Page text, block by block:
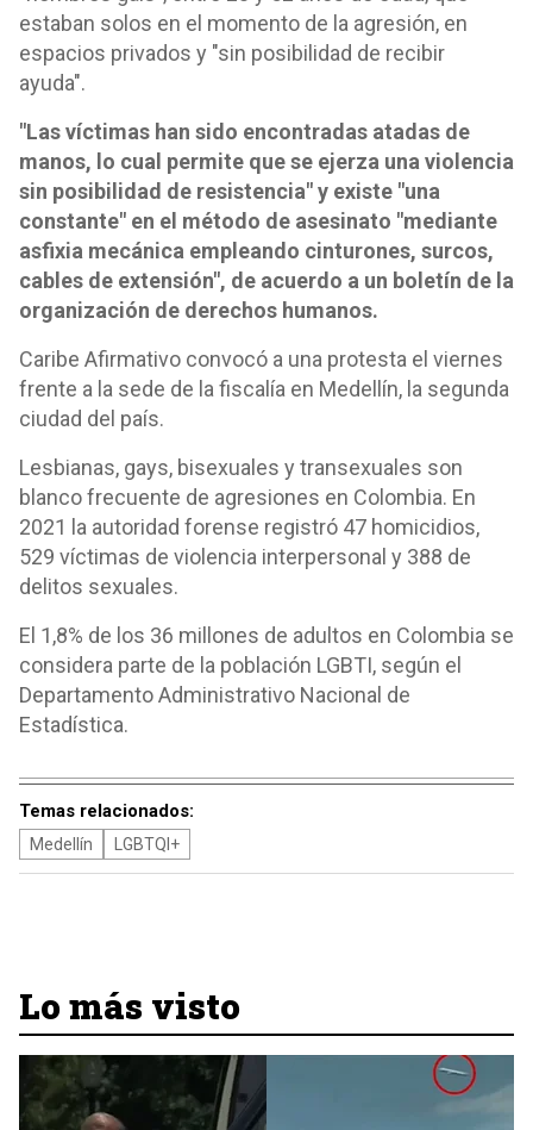
estaban solos en el momento de la agresión, en
espacios privados y "sin posibilidad de recibir
ayuda".
"Las víctimas han sido encontradas atadas de
manos, lo cual permite que se ejerza una violencia
sin posibilidad de resistencia" y existe "una
constante" en el método de asesinato "mediante
asfixia mecánica empleando cinturones, surcos,
cables de extensión", de acuerdo a un boletín de la
organización de derechos humanos.
Caribe Afirmativo convocó a una protesta el viernes
frente a la sede de la fiscalía en Medellín, la segunda
ciudad del país.
Lesbianas, gays, bisexuales y transexuales son
blanco frecuente de agresiones en Colombia. En
2021 la autoridad forense registró 47 homicidios,
529 víctimas de violencia interpersonal y 388 de
delitos sexuales.
El 1,8% de los 36 millones de adultos en Colombia se
considera parte de la población LGBTI, según el
Departamento Administrativo Nacional de
Estadística.
Temas relacionados:
Medellín LGBTQI+
Lo más visto